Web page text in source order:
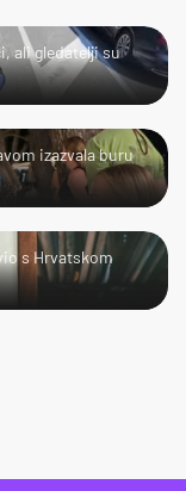
ali gledatelji su
izazvala buru
s Hrvatskom